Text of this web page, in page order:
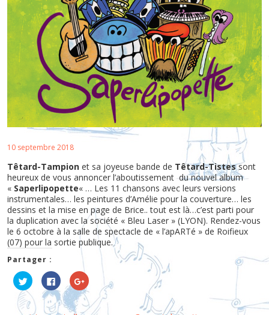
10 septembre 2018
Têtard-Tampion et sa joyeuse bande de Têtard-Tistessont
heureux de vous annoncer l’aboutissement du nouvel album
« Saperlipopette« … Les 11 chansons avec leurs versions
instrumentales… les peintures d’Amélie pour la couverture… les
dessins et la mise en page de Brice.. tout est là…c’est parti pour
la duplication avec la société « Bleu Laser » (LYON). Rendez-vous
le 6 octobre à la salle de spectacle de « l’apARTé » de Roifieux
(07) pour la sortie publique.
Partager :
C
l
i
q
u
C
l
i
q
u
C
l
i
q
u